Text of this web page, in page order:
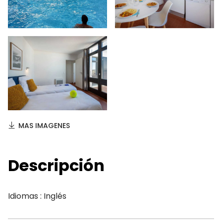
MAS IMAGENES
Descripción
Idiomas : Inglés